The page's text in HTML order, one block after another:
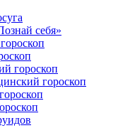
себя»
гороскоп
гороскоп